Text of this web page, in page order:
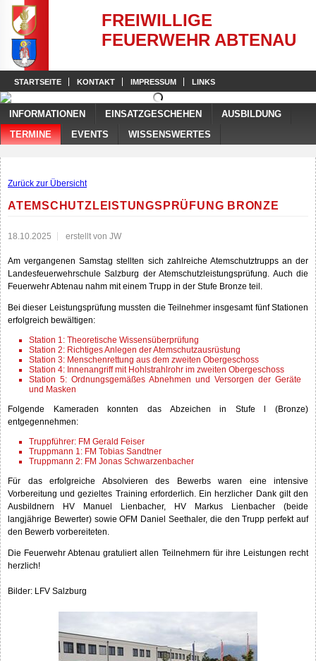
FREIWILLIGE
FEUERWEHR ABTENAU
STARTSEITE KONTAKT IMPRESSUM LINKS
INFORMATIONEN EINSATZGESCHEHEN
AUSBILDUNG
TERMINE
EVENTS WISSENSWERTES
Zurück zur Übersicht
ATEMSCHUTZLEISTUNGSPRÜFUNG BRONZE
18.10.2025 erstellt von JW
Am vergangenen Samstag stellten sich zahlreiche Atemschutztrupps an der
Landesfeuerwehrschule Salzburg der Atemschutzleistungsprüfung. Auch die
Feuerwehr Abtenau nahm mit einem Trupp in der Stufe Bronze teil.
Bei dieser Leistungsprüfung mussten die Teilnehmer insgesamt fünf Stationen
erfolgreich bewältigen:
Station 1: Theoretische Wissensüberprüfung
Station 2: Richtiges Anlegen der Atemschutzausrüstung
Station 3: Menschenrettung aus dem zweiten Obergeschoss
Station 4: Innenangriff mit Hohlstrahlrohr im zweiten Obergeschoss
Station 5: Ordnungsgemäßes Abnehmen und Versorgen der Geräte
und Masken
Folgende Kameraden konnten das Abzeichen in Stufe l (Bronze)
entgegennehmen:
Truppführer: FM Gerald Feiser
Truppmann 1: FM Tobias Sandtner
Truppmann 2: FM Jonas Schwarzenbacher
Für das erfolgreiche Absolvieren des Bewerbs waren eine intensive
Vorbereitung und gezieltes Training erforderlich. Ein herzlicher Dank gilt den
Ausbildnern HV Manuel Lienbacher, HV Markus Lienbacher (beide
langjährige Bewerter) sowie OFM Daniel Seethaler, die den Trupp perfekt auf
den Bewerb vorbereiteten.
Die Feuerwehr Abtenau gratuliert allen Teilnehmern für ihre Leistungen recht
herzlich!
Bilder: LFV Salzburg